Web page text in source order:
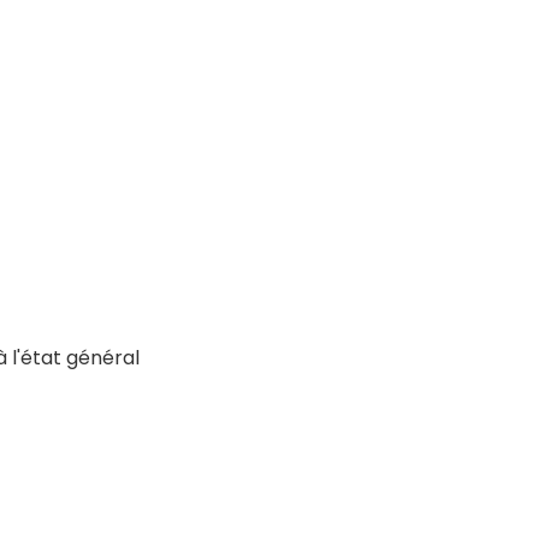
l'état général